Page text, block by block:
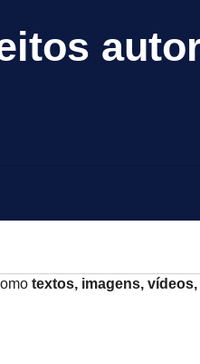
textos, imagens,